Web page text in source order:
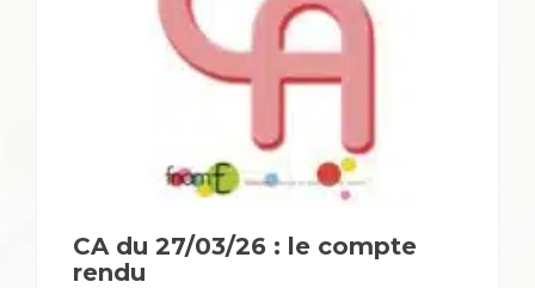
CA du 27/03/26 : le compte
rendu